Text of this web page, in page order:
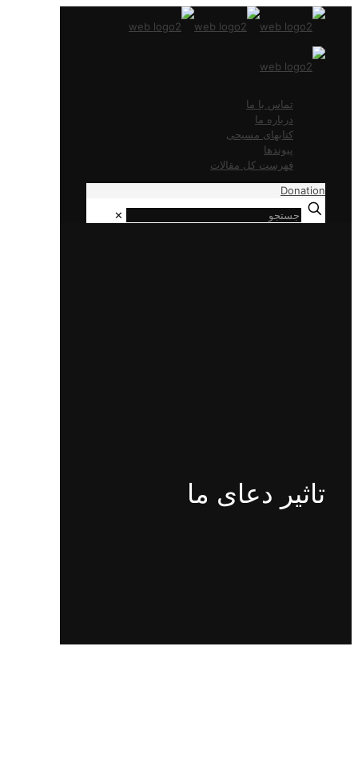
تماس با ما
درباره ما
کتابهای مسیحی
پیوندها
فهرست کل مقالات
Donation
✕
تاثیر دعای ما